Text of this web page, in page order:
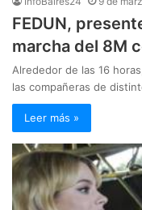
FEDUN,
marcha del 8M
Alrededor de las 16
las compañeras de
Leer más »